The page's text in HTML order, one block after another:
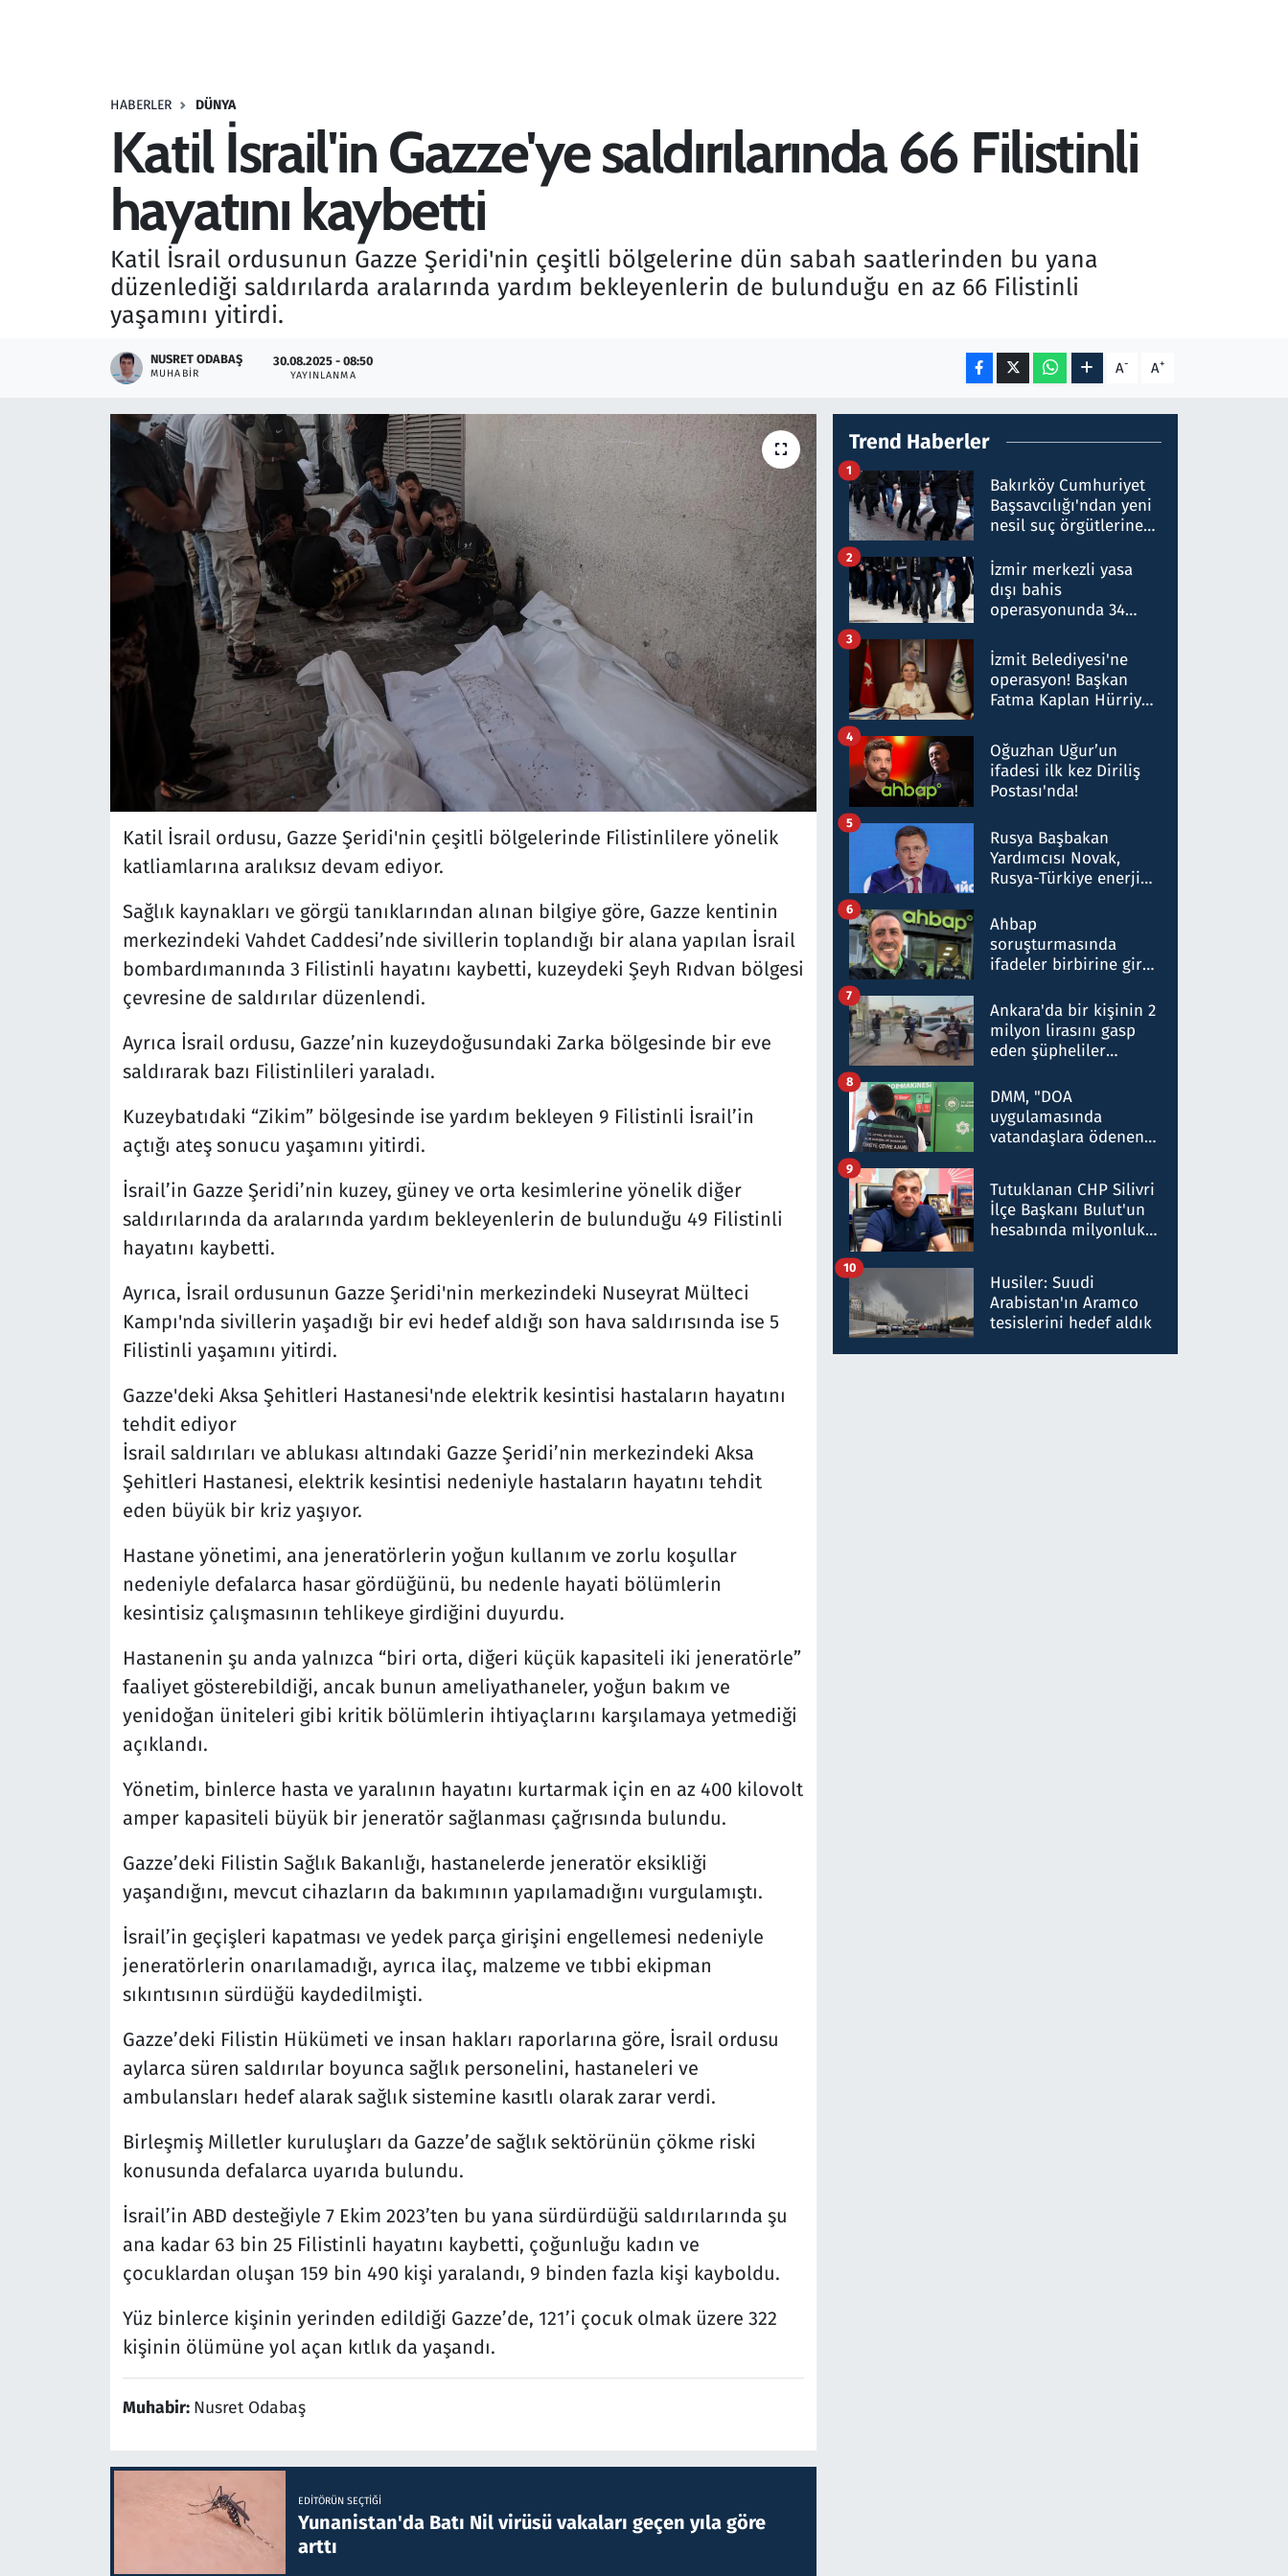
HABERLER DÜNYA
Katil İsrail'in Gazze'ye saldırılarında 66 Filistinli
hayatını kaybetti
Katil İsrail ordusunun Gazze Şeridi'nin çeşitli bölgelerine dün sabah saatlerinden bu yana
düzenlediği saldırılarda aralarında yardım bekleyenlerin de bulunduğu en az 66 Filistinli
yaşamını yitirdi.
NUSRET ODABAŞ
MUHABIR
30.08.2025 - 08:50
YAYINLANMA A- A+
Katil İsrail ordusu, Gazze Şeridi'nin çeşitli bölgelerinde Filistinlilere yönelik
katliamlarına aralıksız devam ediyor.
Sağlık kaynakları ve görgü tanıklarından alınan bilgiye göre, Gazze kentinin
merkezindeki Vahdet Caddesi’nde sivillerin toplandığı bir alana yapılan İsrail
bombardımanında 3 Filistinli hayatını kaybetti, kuzeydeki Şeyh Rıdvan bölgesi
çevresine de saldırılar düzenlendi.
Ayrıca İsrail ordusu, Gazze’nin kuzeydoğusundaki Zarka bölgesinde bir eve
saldırarak bazı Filistinlileri yaraladı.
Kuzeybatıdaki “Zikim” bölgesinde ise yardım bekleyen 9 Filistinli İsrail’in
açtığı ateş sonucu yaşamını yitirdi.
İsrail’in Gazze Şeridi’nin kuzey, güney ve orta kesimlerine yönelik diğer
saldırılarında da aralarında yardım bekleyenlerin de bulunduğu 49 Filistinli
hayatını kaybetti.
Ayrıca, İsrail ordusunun Gazze Şeridi'nin merkezindeki Nuseyrat Mülteci
Kampı'nda sivillerin yaşadığı bir evi hedef aldığı son hava saldırısında ise 5
Filistinli yaşamını yitirdi.
Gazze'deki Aksa Şehitleri Hastanesi'nde elektrik kesintisi hastaların hayatını
tehdit ediyor
İsrail saldırıları ve ablukası altındaki Gazze Şeridi’nin merkezindeki Aksa
Şehitleri Hastanesi, elektrik kesintisi nedeniyle hastaların hayatını tehdit
eden büyük bir kriz yaşıyor.
Hastane yönetimi, ana jeneratörlerin yoğun kullanım ve zorlu koşullar
nedeniyle defalarca hasar gördüğünü, bu nedenle hayati bölümlerin
kesintisiz çalışmasının tehlikeye girdiğini duyurdu.
Hastanenin şu anda yalnızca “biri orta, diğeri küçük kapasiteli iki jeneratörle”
faaliyet gösterebildiği, ancak bunun ameliyathaneler, yoğun bakım ve
yenidoğan üniteleri gibi kritik bölümlerin ihtiyaçlarını karşılamaya yetmediği
açıklandı.
Yönetim, binlerce hasta ve yaralının hayatını kurtarmak için en az 400 kilovolt
amper kapasiteli büyük bir jeneratör sağlanması çağrısında bulundu.
Gazze’deki Filistin Sağlık Bakanlığı, hastanelerde jeneratör eksikliği
yaşandığını, mevcut cihazların da bakımının yapılamadığını vurgulamıştı.
İsrail’in geçişleri kapatması ve yedek parça girişini engellemesi nedeniyle
jeneratörlerin onarılamadığı, ayrıca ilaç, malzeme ve tıbbi ekipman
sıkıntısının sürdüğü kaydedilmişti.
Gazze’deki Filistin Hükümeti ve insan hakları raporlarına göre, İsrail ordusu
aylarca süren saldırılar boyunca sağlık personelini, hastaneleri ve
ambulansları hedef alarak sağlık sistemine kasıtlı olarak zarar verdi.
Birleşmiş Milletler kuruluşları da Gazze’de sağlık sektörünün çökme riski
konusunda defalarca uyarıda bulundu.
İsrail’in ABD desteğiyle 7 Ekim 2023’ten bu yana sürdürdüğü saldırılarında şu
ana kadar 63 bin 25 Filistinli hayatını kaybetti, çoğunluğu kadın ve
çocuklardan oluşan 159 bin 490 kişi yaralandı, 9 binden fazla kişi kayboldu.
Yüz binlerce kişinin yerinden edildiği Gazze’de, 121’i çocuk olmak üzere 322
kişinin ölümüne yol açan kıtlık da yaşandı.
Muhabir: Nusret Odabaş
EDITÖRÜN SEÇTIĞI
Yunanistan'da Batı Nil virüsü vakaları geçen yıla göre
arttı
Trend Haberler
Bakırköy Cumhuriyet
Başsavcılığı'ndan yeni
nesil suç örgütlerine
hakkında gözaltı kararı
1
İzmir merkezli yasa
dışı bahis
operasyonunda 34
Milyar liralık para
trafiği tespit edildi
2
İzmit Belediyesi'ne
operasyon! Başkan
Fatma Kaplan Hürriyet
3
Oğuzhan Uğur’un
ifadesi ilk kez Diriliş
Postası'nda!
4
Rusya Başbakan
Yardımcısı Novak,
Rusya-Türkiye enerji
nitelikte olduğunu
belirtti
5
Ahbap
soruşturmasında
ifadeler birbirine girdi:
ifadelerinden ortaya
çıkan tablo şok etti
6
Ankara'da bir kişinin 2
milyon lirasını gasp
eden şüpheliler
7
DMM, "DOA
uygulamasında
vatandaşlara ödenen
düşürüldüğü" iddiasını
yalanladı
8
Tutuklanan CHP Silivri
İlçe Başkanı Bulut'un
hesabında milyonluk
talimat verdi, ben
gönderdim
9
Husiler: Suudi
Arabistan'ın Aramco
tesislerini hedef aldık
10
Savunma Sanayi
Televizyon